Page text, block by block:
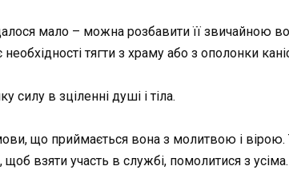
мало – можна розбавити її звичайною
тягти з храму або з ополонки
силу в зціленні душі і тіла.
що приймається вона з молитвою і
щоб взяти участь в службі, помолитися з усіма.